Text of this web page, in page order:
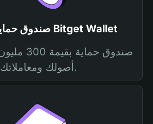
صندوق حماية محفظة Bitget Wallet
صندوق
أصولك ومعاملاتك.